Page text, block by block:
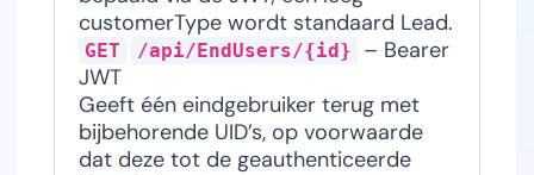
customerType wordt standaard Lead.
GET /api/EndUsers/{id}
– Bearer
JWT
Geeft één eindgebruiker terug met
bijbehorende UID’s, op voorwaarde
dat deze tot de geauthenticeerde